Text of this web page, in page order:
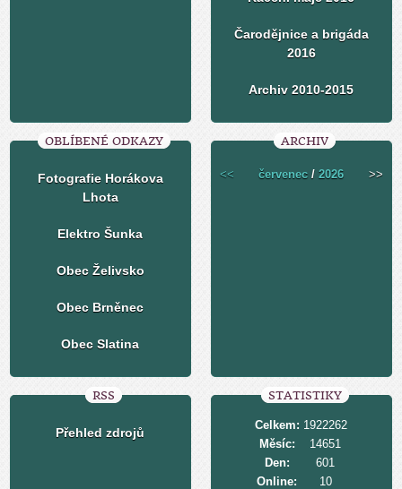
Čarodějnice a brigáda
2016
Archiv 2010-2015
OBLÍBENÉ ODKAZY
Fotografie Horákova
Lhota
Elektro Šunka
Obec Želivsko
Obec Brněnec
Obec Slatina
ARCHIV
<< červenec /2026 >>
RSS
Přehled zdrojů
STATISTIKY
Online: 10
Celkem: 1922262
Měsíc:
14651
Den:
601